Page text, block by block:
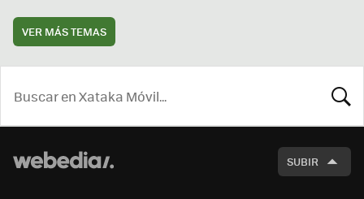
VER MÁS TEMAS
SUBIR